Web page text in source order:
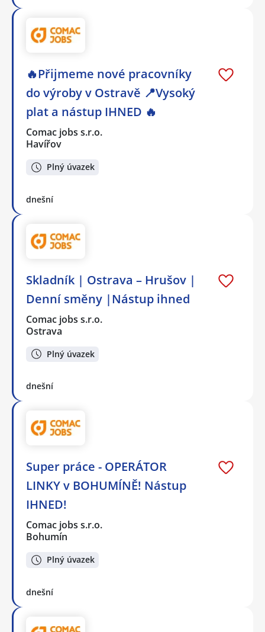
🔥Přijmeme nové pracovníky
do výroby v Ostravě 📍Vysoký
plat a nástup IHNED 🔥
Comac jobs s.r.o.
Havířov
Plný úvazek
dnešní
Skladník | Ostrava – Hrušov |
Denní směny |Nástup ihned
Comac jobs s.r.o.
Ostrava
Plný úvazek
dnešní
Super práce - OPERÁTOR
LINKY v BOHUMÍNĚ! Nástup
IHNED!
Comac jobs s.r.o.
Bohumín
Plný úvazek
dnešní